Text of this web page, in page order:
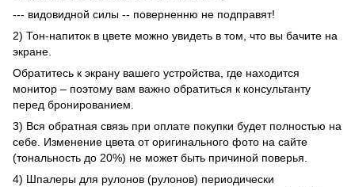
--- видовидной силы -- поверненню не подправят!
2) Тон-напиток в цвете можно увидеть в том, что вы бачите на
экране.
Обратитесь к экрану вашего устройства, где находится
монитор – поэтому вам важно обратиться к консультанту
перед бронированием.
3) Вся обратная связь при оплате покупки будет полностью на
себе. Изменение цвета от оригинального фото на сайте
(тональность до 20%) не может быть причиной поверья.
4) Шпалеры для рулонов (рулонов) периодически